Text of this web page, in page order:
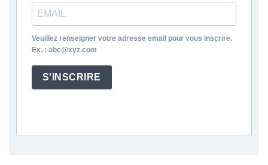
Veuillez renseigner votre adresse email pour vous inscrire.
Ex. : abc@xyz.com
S'INSCRIRE